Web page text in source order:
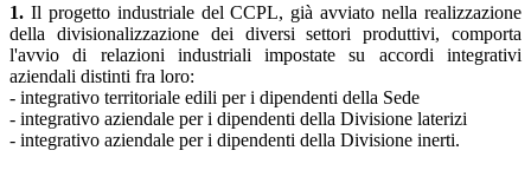
1. Il progetto industriale del CCPL, già avviato nella realizzazione
della divisionalizzazione dei diversi settori produttivi, comporta
l'avvio di relazioni industriali impostate su accordi integrativi
aziendali distinti fra loro:
- integrativo territoriale edili per i dipendenti della Sede
- integrativo aziendale per i dipendenti della Divisione laterizi
- integrativo aziendale per i dipendenti della Divisione inerti.